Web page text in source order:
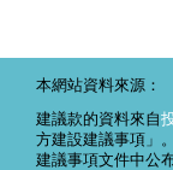
本網站資料來源：
建議款的資料來自
方建設建議事項」
建議事項文件中公